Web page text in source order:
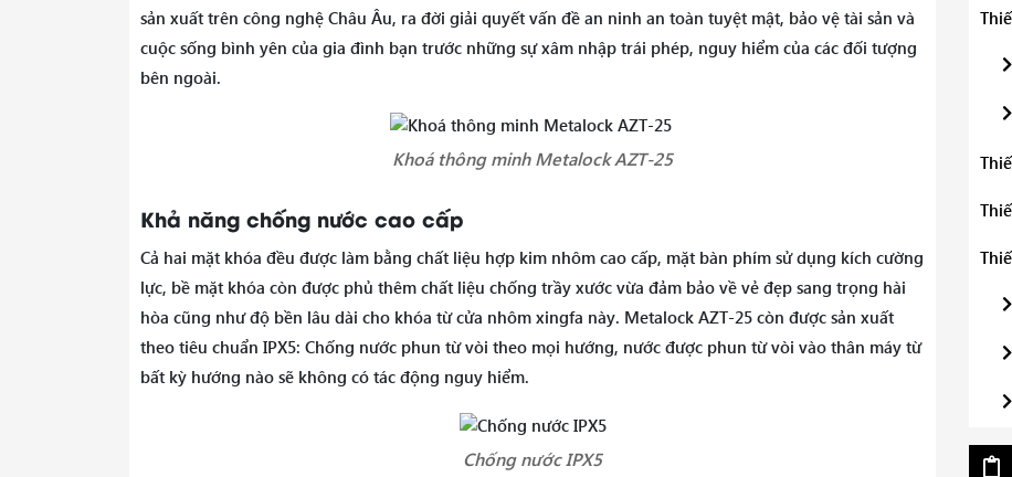
sản xuất trên công nghệ Châu Âu, ra đời giải quyết vấn đề an ninh an toàn tuyệt mật, bảo vệ tài sản và
cuộc sống bình yên của gia đình bạn trước những sự xâm nhập trái phép, nguy hiểm của các đối tượng
bên ngoài.
Khoá thông minh Metalock AZT-25
Khả năng chống nước cao cấp
Cả hai mặt khóa đều được làm bằng chất liệu hợp kim nhôm cao cấp, mặt bàn phím sử dụng kích cường
lực, bề mặt khóa còn được phủ thêm chất liệu chống trầy xước vừa đảm bảo về vẻ đẹp sang trọng hài
hòa cũng như độ bền lâu dài cho khóa từ cửa nhôm xingfa này. Metalock AZT-25 còn được sản xuất
theo tiêu chuẩn IPX5: Chống nước phun từ vòi theo mọi hướng, nước được phun từ vòi vào thân máy từ
bất kỳ hướng nào sẽ không có tác động nguy hiểm.
Chống nước IPX5